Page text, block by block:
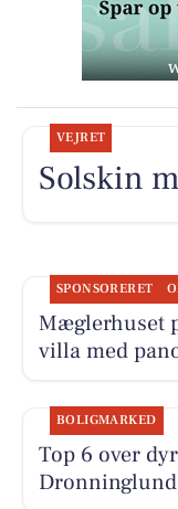
VEJRET
Solskin
SPONSORERET
Mæglerhuset
villa med
BOLIGMARKED
Top 6 over